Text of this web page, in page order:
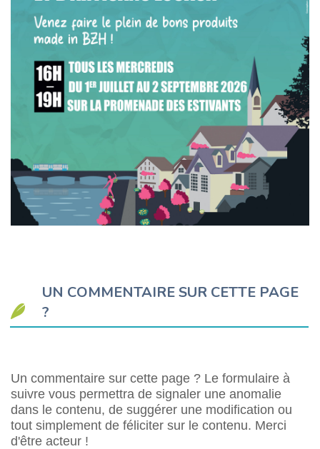
UN COMMENTAIRE SUR CETTE PAGE
?
Un commentaire sur cette page ? Le formulaire à
suivre vous permettra de signaler une anomalie
dans le contenu, de suggérer une modification ou
tout simplement de féliciter sur le contenu. Merci
d'être acteur !